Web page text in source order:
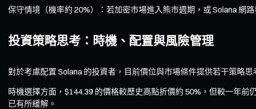
保守情境（機率約 20%）：若加密市場進入熊市週期，或 Solana 網
投資策略思考：時機、配置與風險管理
對於考慮配置 Solana 的投資者，目前價位與市場條件提供若干策略思
時機選擇方面，$144.39 的價格較歷史高點折價約 50%，但較一年
已有所緩解。